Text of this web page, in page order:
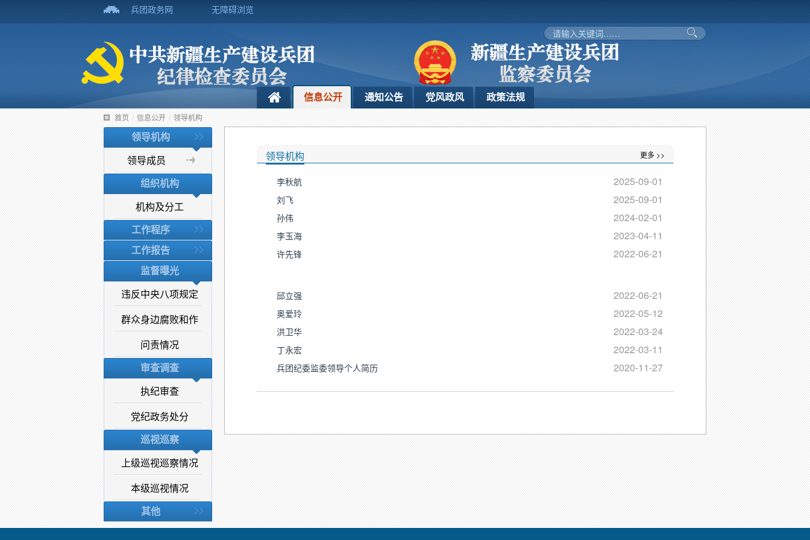
兵团政务网 无障碍浏览
信息公开 通知公告 党风政风 政策法规
首页 / 信息公开 / 领导机构
领导机构
领导成员
组织机构
机构及分工
工作程序
工作报告
监督曝光
违反中央八项规定
群众身边腐败和作
问责情况
审查调查
执纪审查
党纪政务处分
巡视巡察
上级巡视巡察情况
本级巡视情况
其他
领导机构 更多 >>
李秋航 2025-09-01
刘飞 2025-09-01
孙伟 2024-02-01
李玉海 2023-04-11
许先锋 2022-06-21
邱立强 2022-06-21
奥爱玲 2022-05-12
洪卫华 2022-03-24
丁永宏 2022-03-11
兵团纪委监委领导个人简历 2020-11-27